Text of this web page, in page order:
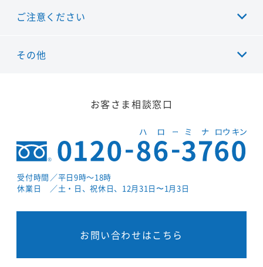
ご注意ください
その他
お客さま相談窓口
受付時間 ／平日9時～18時
休業日
／土・日、祝休日、12月31日〜1月3日
お問い合わせはこちら